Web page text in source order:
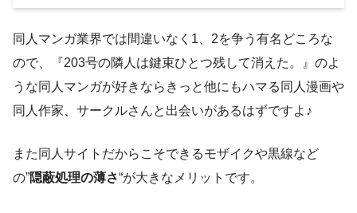
同人マンガ業界では間違いなく1、2を争う有名どころな
ので、『203号の隣人は鍵束ひとつ残して消えた。』のよ
うな同人マンガが好きならきっと他にもハマる同人漫画や
同人作家、サークルさんと出会いがあるはずですよ♪
また同人サイトだからこそできるモザイクや黒線など
の”隠蔽処理の薄さ“が大きなメリットです。